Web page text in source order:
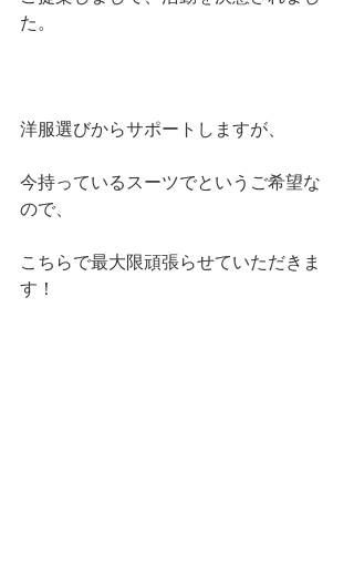
た。
洋服選びからサポートしますが、
今持っているスーツでというご希望な
ので、
こちらで最大限頑張らせていただきま
す！